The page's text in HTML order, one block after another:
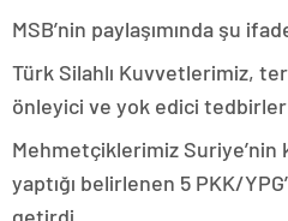
MSB’nin paylaşımında şu
Türk Silahlı Kuvvetlerimiz,
önleyici ve yok edici
Mehmetçiklerimiz Suriye’nin
yaptığı belirlenen 5 PKK/
getirdi.